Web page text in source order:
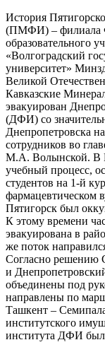
История
(ПМФИ) – филиала
образовательного
«Волгоградский
университет»
Великой
Кавказские
эвакуирован
(ДФИ) со
Днепропетровска
сотрудников во
М.А. Волынской. В
учебный процесс,
студентов на 1-й
фармацевтическом
Пятигорск был
К этому времени
эвакуирована в
же поток
Согласно решению
и
объединены под
направлены по
Ташкент –
институтского
института ДФИ был